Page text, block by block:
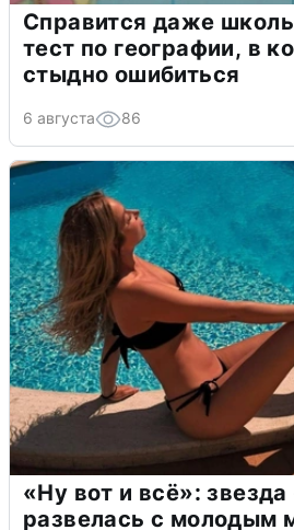
Справится даже
тест по географии, в
стыдно ошибиться
6 августа 86
«Ну вот и всё»:
развелась с молодым